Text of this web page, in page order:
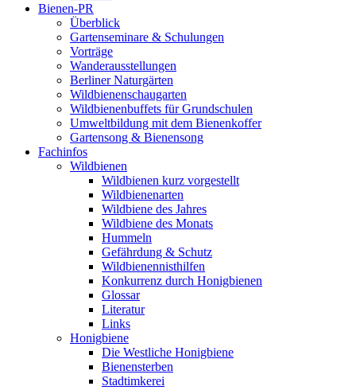
Bienen-PR
Überblick
Gartenseminare & Schulungen
Vorträge
Wanderausstellungen
Berliner Naturgärten
Wildbienenschaugarten
Wildbienenbuffets für Grundschulen
Umweltbildung mit dem Bienenkoffer
Gartensong & Bienensong
Fachinfos
Wildbienen
Wildbienen kurz vorgestellt
Wildbienenarten
Wildbiene des Jahres
Wildbiene des Monats
Hummeln
Gefährdung & Schutz
Wildbienennisthilfen
Konkurrenz durch Honigbienen
Glossar
Literatur
Links
Honigbiene
Die Westliche Honigbiene
Bienensterben
Stadtimkerei